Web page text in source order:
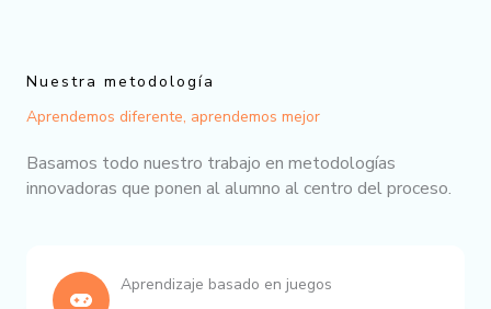
Nuestra metodología
Aprendemos diferente, aprendemos mejor
Basamos todo nuestro trabajo en metodologías
innovadoras que ponen al alumno al centro del proceso.
Aprendizaje basado en juegos